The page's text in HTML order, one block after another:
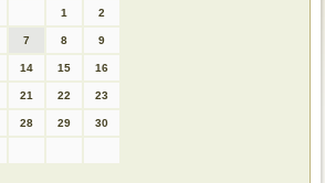
1 2
7 8 9
14 15 16
21 22 23
28 29 30